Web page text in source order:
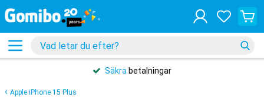
Säkra betalningar
Apple iPhone 15 Plus